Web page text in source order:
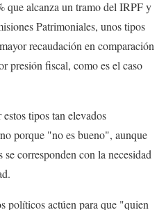
que alcanza un tramo del IRPF y
Patrimoniales, unos tipos
recaudación en comparación
presión fiscal, como es el caso
tipos tan elevados
porque "no es bueno", aunque
corresponden con la necesidad
políticos actúen para que "quien